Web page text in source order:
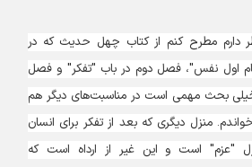
دارم مطرح کنم از کتاب چهل حدیث که در
اول نفس"، فصل دوم در باب "تفکر" و فصل
بحث مهمی است در مناسبت‌های دیگر هم
منزل دیگری که بعد از تفکر برای انسان
"عزم" است و این غیر از ارداه است که